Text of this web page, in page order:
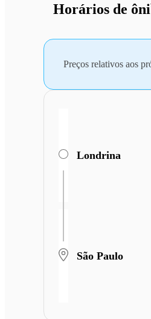
Horários de
Preços relativos aos
Londrina
São Paulo